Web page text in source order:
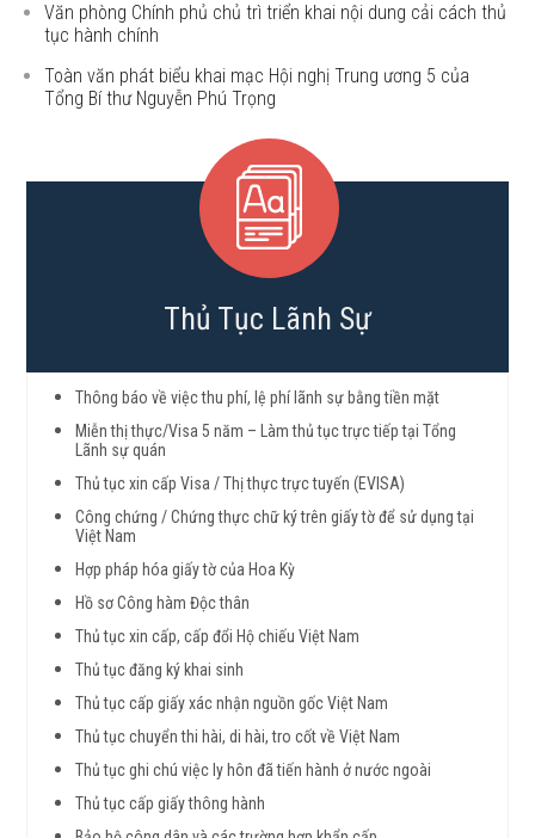
Văn phòng Chính phủ chủ trì triển khai nội dung cải cách thủ
tục hành chính
Toàn văn phát biểu khai mạc Hội nghị Trung ương 5 của
Tổng Bí thư Nguyễn Phú Trọng
Thủ Tục Lãnh Sự
Thông báo về việc thu phí, lệ phí lãnh sự bằng tiền mặt
Miễn thị thực/Visa 5 năm – Làm thủ tục trực tiếp tại Tổng
Lãnh sự quán
Thủ tục xin cấp Visa / Thị thực trực tuyến (EVISA)
Công chứng / Chứng thực chữ ký trên giấy tờ để sử dụng tại
Việt Nam
Hợp pháp hóa giấy tờ của Hoa Kỳ
Hồ sơ Công hàm Độc thân
Thủ tục xin cấp, cấp đổi Hộ chiếu Việt Nam
Thủ tục đăng ký khai sinh
Thủ tục cấp giấy xác nhận nguồn gốc Việt Nam
Thủ tục chuyển thi hài, di hài, tro cốt về Việt Nam
Thủ tục ghi chú việc ly hôn đã tiến hành ở nước ngoài
Thủ tục cấp giấy thông hành